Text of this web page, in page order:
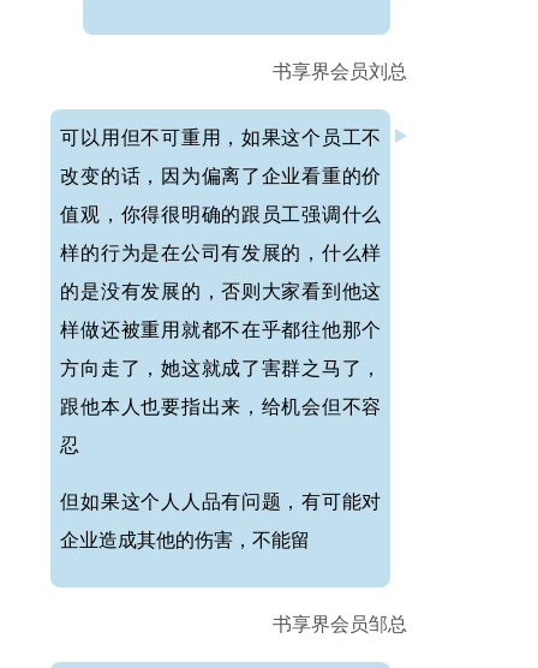
书享界会员刘总
可以用但不可重用，如果这个员工不
改变的话，因为偏离了企业看重的价
值观，你得很明确的跟员工强调什么
样的行为是在公司有发展的，什么样
的是没有发展的，否则大家看到他这
样做还被重用就都不在乎都往他那个
方向走了，她这就成了害群之马了，
跟他本人也要指出来，给机会但不容
忍
但如果这个人人品有问题，有可能对
企业造成其他的伤害，不能留
书享界会员邹总